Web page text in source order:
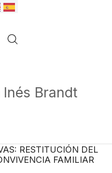
Brandt
RESTITUCIÓN DEL
FAMILIAR